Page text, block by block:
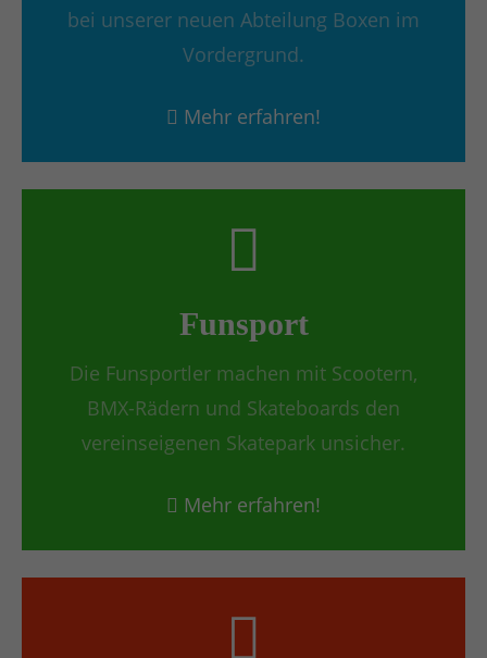
bei unserer neuen Abteilung Boxen im
Vordergrund.
Mehr erfahren!
Funsport
Die Funsportler machen mit Scootern,
BMX-Rädern und Skateboards den
vereinseigenen Skatepark unsicher.
Mehr erfahren!